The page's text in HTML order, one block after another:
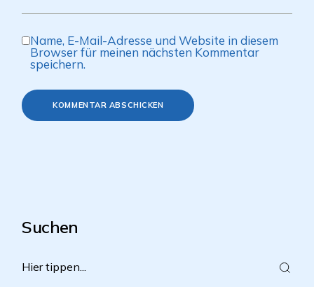
Name, E-Mail-Adresse und Website in diesem
Browser für meinen nächsten Kommentar
speichern.
KOMMENTAR ABSCHICKEN
Suchen